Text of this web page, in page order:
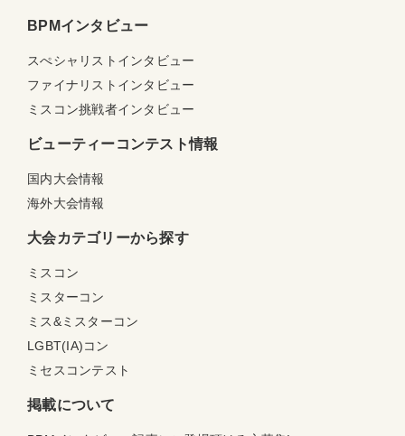
BPMインタビュー
スぺシャリストインタビュー
ファイナリストインタビュー
ミスコン挑戦者インタビュー
ビューティーコンテスト情報
国内大会情報
海外大会情報
大会カテゴリーから探す
ミスコン
ミスターコン
ミス&ミスターコン
LGBT(IA)コン
ミセスコンテスト
掲載について